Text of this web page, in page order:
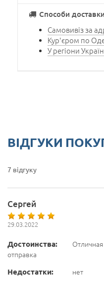
Способи
Самовивіз за
Кур'єром по
У регіони
ВІДГУКИ
7 відгуку
Сергей
29.03.2022
Достоинства:
отправка
Недостатки:
нет